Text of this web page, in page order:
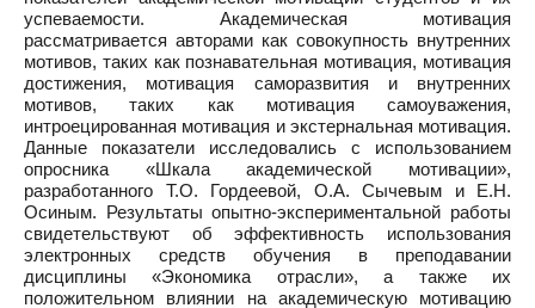
успеваемости. Академическая мотивация
рассматривается авторами как совокупность внутренних
мотивов, таких как познавательная мотивация, мотивация
достижения, мотивация саморазвития и внутренних
мотивов, таких как мотивация самоуважения,
интроецированная мотивация и экстернальная мотивация.
Данные показатели исследовались с использованием
опросника «Шкала академической мотивации»,
разработанного Т.О. Гордеевой, О.А. Сычевым и Е.Н.
Осиным. Результаты опытно-экспериментальной работы
свидетельствуют об эффективность использования
электронных средств обучения в преподавании
дисциплины «Экономика отрасли», а также их
положительном влиянии на академическую мотивацию